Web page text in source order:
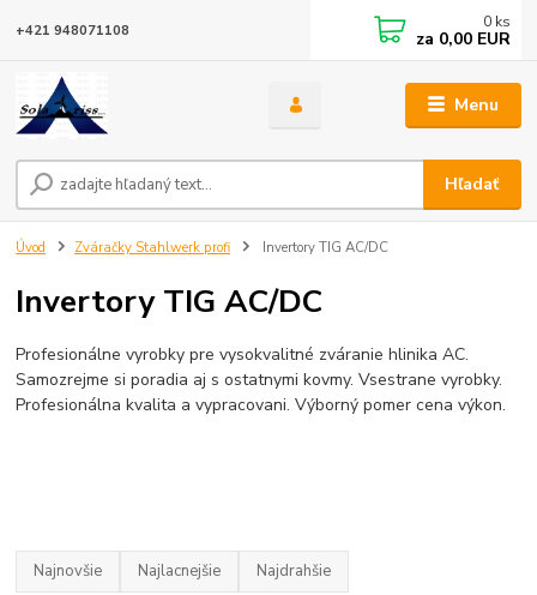
Menu
Hľadať
+421 948071108 0 ks
za 0,00 EUR
Úvod Zváračky Stahlwerk profi Invertory TIG AC/DC
Invertory TIG AC/DC
Profesionálne vyrobky pre vysokvalitné zváranie hlinika AC.
Samozrejme si poradia aj s ostatnymi kovmy. Vsestrane vyrobky.
Profesionálna kvalita a vypracovani. Výborný pomer cena výkon.
Najnovšie Najlacnejšie Najdrahšie